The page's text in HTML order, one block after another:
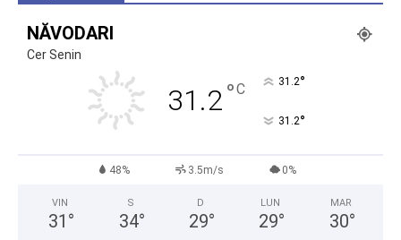
NĂVODARI
Cer Senin
31.2°C 31.2°
31.2°
48% 3.5m/s 0%
VIN
31 °
S
34°
D
29°
LUN
29°
MAR
30°